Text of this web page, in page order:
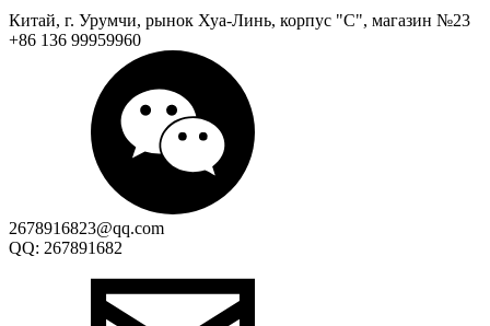
Китай, г. Урумчи, рынок Хуа-Линь, корпус "С", магазин №23
+86 136 99959960
2678916823@qq.com
QQ: 267891682